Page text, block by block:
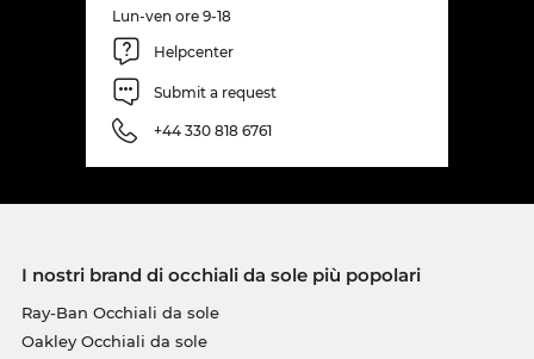
Lun-ven ore 9-18
Helpcenter
Submit a request
+44 330 818 6761
I nostri brand di occhiali da sole più popolari
Ray-Ban Occhiali da sole
Oakley Occhiali da sole